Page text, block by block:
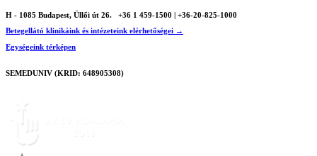
H - 1085 Budapest, Üllői út 26.
+36 1 459-1500 | +36-20-825-1000
Betegellátó klinikáink és intézeteink elérhetőségei →
Egységeink térképen
SEMEDUNIV (KRID: 648905308)